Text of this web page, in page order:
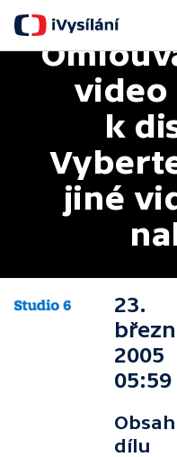
video
k
jiné
23.
2005
05:59
Obsah
dílu